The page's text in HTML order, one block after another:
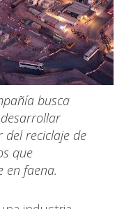
busca
reciclaje de
que
en faena.